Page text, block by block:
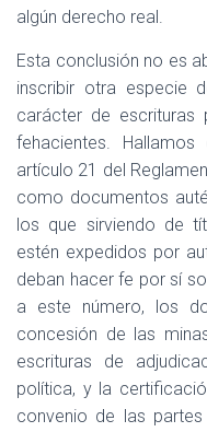
algún derecho real.
Esta conclusión no es
inscribir otra especie
carácter de escrituras
fehacientes.
artículo 21 del
como documentos
los que sirviendo de
estén expedidos por
deban hacer fe por sí
a este número, los
concesión de las
escrituras de
política, y la
convenio de las